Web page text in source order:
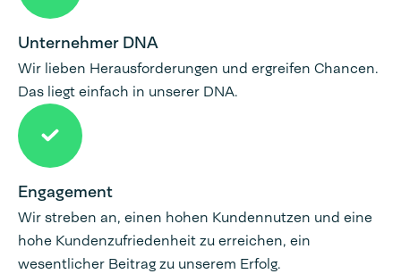
Unternehmer DNA
Wir lieben Herausforderungen und ergreifen Chancen.
Das liegt einfach in unserer DNA.
Engagement
Wir streben an, einen hohen Kundennutzen und eine
hohe Kundenzufriedenheit zu erreichen, ein
wesentlicher Beitrag zu unserem Erfolg.